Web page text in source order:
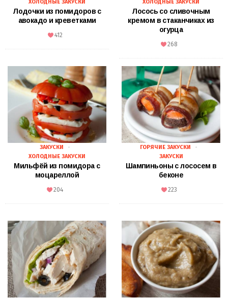
ХОЛОДНЫЕ ЗАКУСКИ
Лодочки из помидоров с
авокадо и креветками
412
ХОЛОДНЫЕ ЗАКУСКИ
Лосось со сливочным
кремом в стаканчиках из
огурца
268
ЗАКУСКИ
ХОЛОДНЫЕ ЗАКУСКИ
Мильфёй из помидора с
моцареллой
204
ГОРЯЧИЕ ЗАКУСКИ
ЗАКУСКИ
Шампиньоны с лососем в
беконе
223